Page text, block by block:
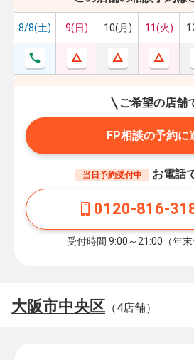
8/8(土) 9(日) 10(月) 11(火)
ご希望の店舗
FP相談の予約に
当日予約受付中 お電話
0120-816-
受付時間 9:00～21:00（年末
大阪市中央区 （4店舗）